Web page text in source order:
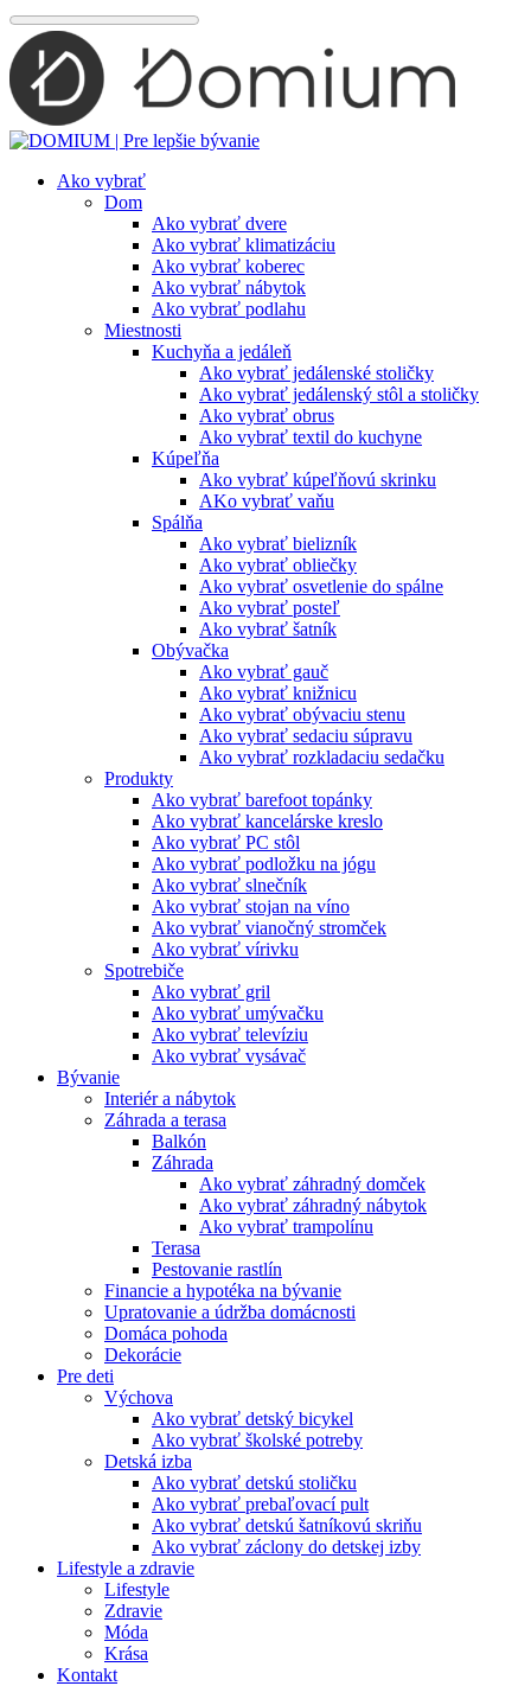
Preskočiť
na
obsah
Ako vybrať
Dom
Ako vybrať dvere
Ako vybrať klimatizáciu
Ako vybrať koberec
Ako vybrať nábytok
Ako vybrať podlahu
Miestnosti
Kuchyňa a jedáleň
Ako vybrať jedálenské stoličky
Ako vybrať jedálenský stôl a stoličky
Ako vybrať obrus
Ako vybrať textil do kuchyne
Kúpeľňa
Ako vybrať kúpeľňovú skrinku
AKo vybrať vaňu
Spálňa
Ako vybrať bielizník
Ako vybrať obliečky
Ako vybrať osvetlenie do spálne
Ako vybrať posteľ
Ako vybrať šatník
Obývačka
Ako vybrať gauč
Ako vybrať knižnicu
Ako vybrať obývaciu stenu
Ako vybrať sedaciu súpravu
Ako vybrať rozkladaciu sedačku
Produkty
Ako vybrať barefoot topánky
Ako vybrať kancelárske kreslo
Ako vybrať PC stôl
Ako vybrať podložku na jógu
Ako vybrať slnečník
Ako vybrať stojan na víno
Ako vybrať vianočný stromček
Ako vybrať vírivku
Spotrebiče
Ako vybrať gril
Ako vybrať umývačku
Ako vybrať televíziu
Ako vybrať vysávač
Bývanie
Interiér a nábytok
Záhrada a terasa
Balkón
Záhrada
Ako vybrať záhradný domček
Ako vybrať záhradný nábytok
Ako vybrať trampolínu
Terasa
Pestovanie rastlín
Financie a hypotéka na bývanie
Upratovanie a údržba domácnosti
Domáca pohoda
Dekorácie
Pre deti
Výchova
Ako vybrať detský bicykel
Ako vybrať školské potreby
Detská izba
Ako vybrať detskú stoličku
Ako vybrať prebaľovací pult
Ako vybrať detskú šatníkovú skriňu
Ako vybrať záclony do detskej izby
Lifestyle a zdravie
Lifestyle
Zdravie
Móda
Krása
Kontakt